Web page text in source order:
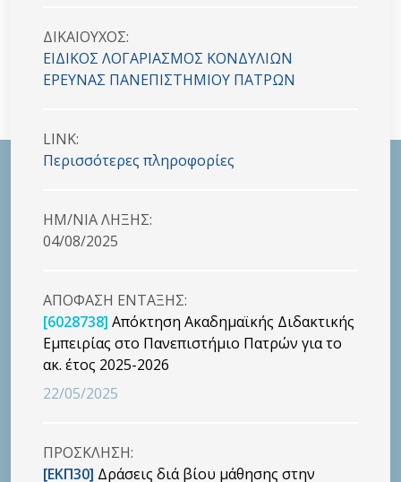
ΔΙΚΑΙΟYΧΟΣ:
ΕΙΔΙΚΟΣ ΛΟΓΑΡΙΑΣΜΟΣ ΚΟΝΔΥΛΙΩΝ
ΕΡΕΥΝΑΣ ΠΑΝΕΠΙΣΤΗΜΙΟΥ ΠΑΤΡΩΝ
LINK:
Περισσότερες πληροφορίες
HM/NIA ΛΗΞΗΣ:
04/08/2025
ΑΠΟΦΑΣΗ ΕΝΤΑΞΗΣ:
[6028738] Απόκτηση Ακαδημαϊκής Διδακτικής
Εμπειρίας στο Πανεπιστήμιο Πατρών για το
ακ. έτος 2025-2026
22/05/2025
ΠΡΟΣΚΛΗΣΗ:
[ΕΚΠ30] Δράσεις διά βίου μάθησης στην